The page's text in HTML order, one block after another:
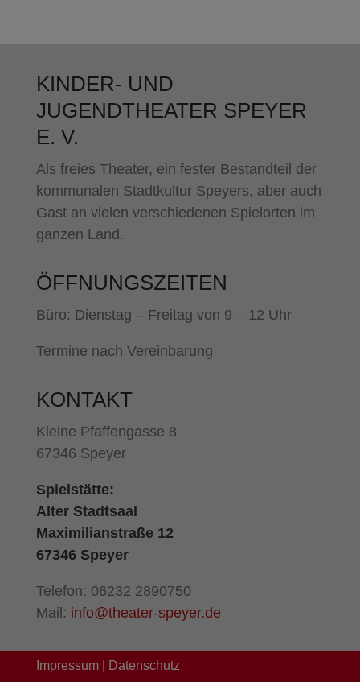
KINDER- UND
JUGENDTHEATER SPEYER
E. V.
Als freies Theater, ein fester Bestandteil der
kommunalen Stadtkultur Speyers, aber auch
Gast an vielen verschiedenen Spielorten im
ganzen Land.
ÖFFNUNGSZEITEN
Büro: Dienstag – Freitag von 9 – 12 Uhr
Termine nach Vereinbarung
KONTAKT
Kleine Pfaffengasse 8
67346 Speyer
Spielstätte:
Alter Stadtsaal
Maximilianstraße 12
67346 Speyer
Telefon: 06232 2890750
Mail: info@theater-speyer.de
Impressum| Datenschutz